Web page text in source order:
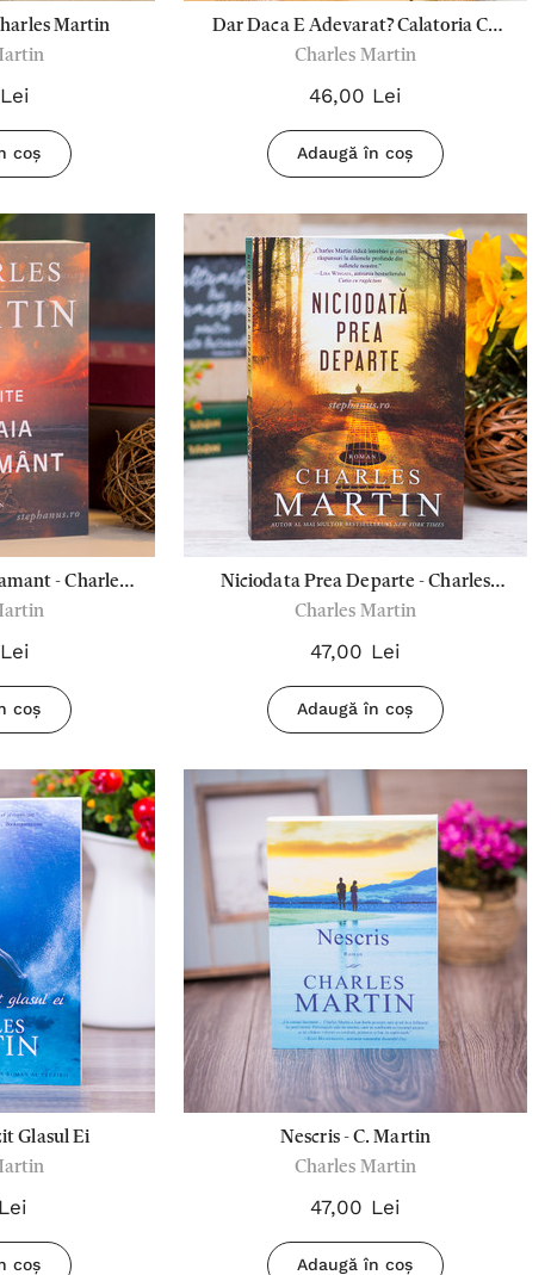
Martin
coș
Dar Daca E Adevarat? Calatoria Cu
Isus A Unui Romancier - Charles
Martin
Charles Martin
46,00 Lei
Adaugă în coș
- Charles
coș
Niciodata Prea Departe - Charles
Martin
Charles Martin
47,00 Lei
Adaugă în coș
Glasul Ei
coș
Nescris - C. Martin
Charles Martin
47,00 Lei
Adaugă în coș